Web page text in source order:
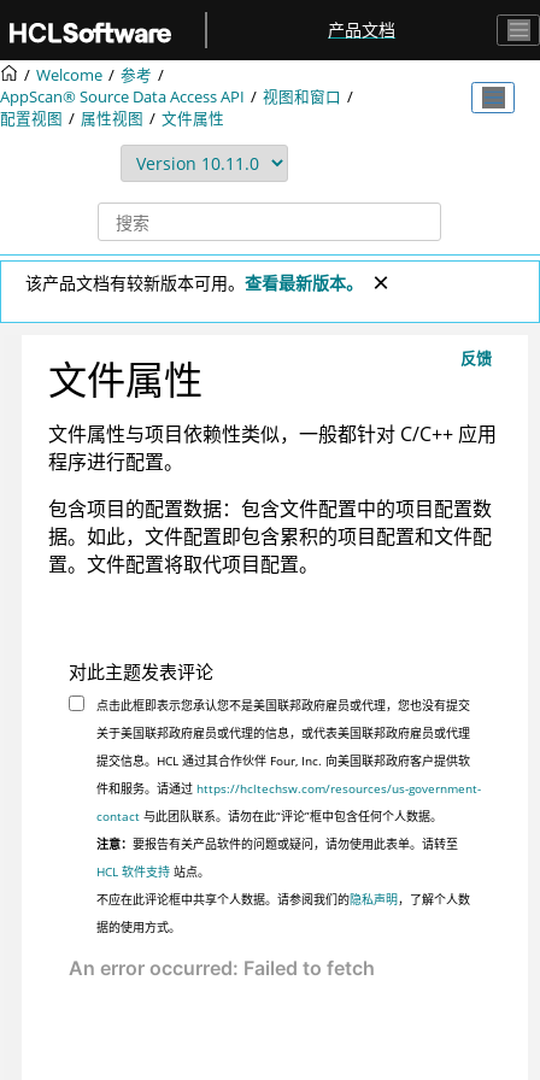
产品文档
Welcome
参考
AppScan® Source Data Access API
视图和窗口
配置视图
属性视图 文件属性
该产品文档有较新版本可用。 查看最新版本。
反馈
文件属性
文件属性与项目依赖性类似，一般都针对 C/C++ 应用
程序进行配置。
包含项目的配置数据：包含文件配置中的项目配置数
据。如此，文件配置即包含累积的项目配置和文件配
置。文件配置将取代项目配置。
对此主题发表评论
点击此框即表示您承认您不是美国联邦政府雇员或代理，您也没有提交
关于美国联邦政府雇员或代理的信息，或代表美国联邦政府雇员或代理
提交信息。HCL 通过其合作伙伴 Four, Inc. 向美国联邦政府客户提供软
件和服务。请通过 https://hcltechsw.com/resources/us-government-
contact与此团队联系。请勿在此“评论”框中包含任何个人数据。
注意： 要报告有关产品软件的问题或疑问，请勿使用此表单。请转至
HCL 软件支持站点。
不应在此评论框中共享个人数据。请参阅我们的隐私声明，了解个人数
据的使用方式。